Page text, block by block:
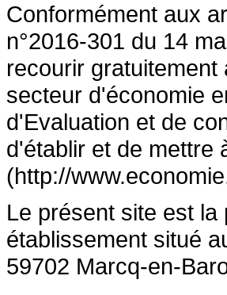
Conformément aux
n°2016-301 du 14
recourir
secteur d'économie
d'Evaluation et de
d'établir et de mettre
(http://
Le présent site est
établissement situé
59702 Marcq-en-